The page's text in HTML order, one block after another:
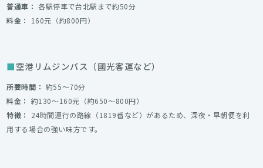
普通車： 各駅停車で台北駅まで約50分
料金：
160元（約800円）
空港リムジンバス（國光客運など）
所要時間： 約55〜70分
料金： 約130〜160元（約650〜800円）
特徴：
24時間運行の路線（1819番など）があるため、深夜・早朝便を利
用する場合の強い味方です。